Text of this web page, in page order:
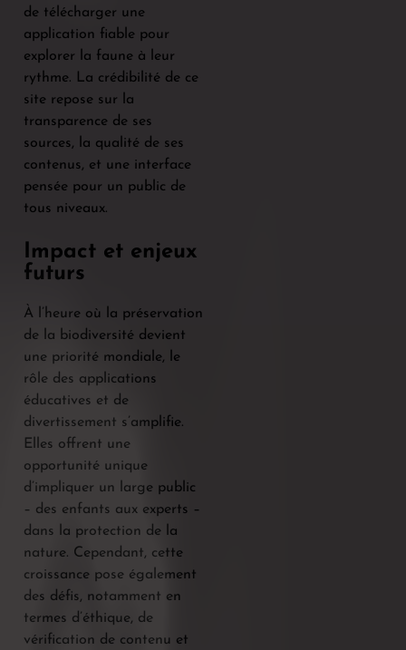
de télécharger une
application fiable pour
explorer la faune à leur
rythme. La crédibilité de ce
site repose sur la
transparence de ses
sources, la qualité de ses
contenus, et une interface
pensée pour un public de
tous niveaux.
Impact et enjeux
futurs
À l’heure où la préservation
de la biodiversité devient
une priorité mondiale, le
rôle des applications
éducatives et de
divertissement s’amplifie.
Elles offrent une
opportunité unique
d’impliquer un large public
– des enfants aux experts –
dans la protection de la
nature. Cependant, cette
croissance pose également
des défis, notamment en
termes d’éthique, de
vérification de contenu et